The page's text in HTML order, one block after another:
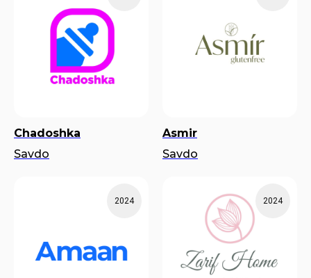
Chadoshka
Savdo
Asmir
Savdo
2024 2024